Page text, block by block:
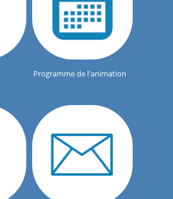
Programme de l'animation